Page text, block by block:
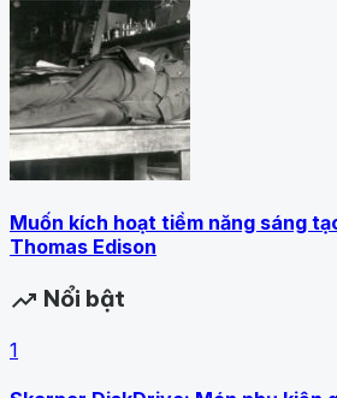
Muốn kích hoạt tiềm năng sáng
Thomas Edison
trending_up Nổi bật
1